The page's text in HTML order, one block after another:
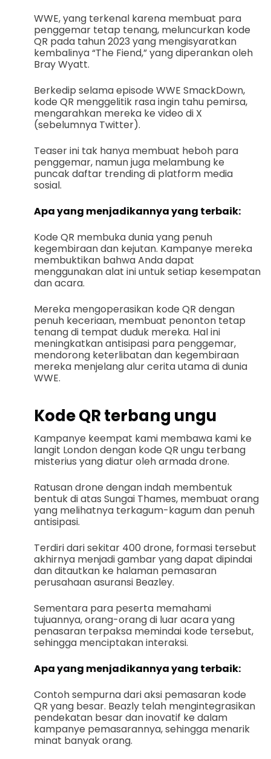
WWE, yang terkenal karena membuat para
penggemar tetap tenang, meluncurkan kode
QR pada tahun 2023 yang mengisyaratkan
kembalinya “The Fiend,” yang diperankan oleh
Bray Wyatt.
Berkedip selama episode WWE SmackDown,
kode QR menggelitik rasa ingin tahu pemirsa,
mengarahkan mereka ke video di X
(sebelumnya Twitter).
Teaser ini tak hanya membuat heboh para
penggemar, namun juga melambung ke
puncak daftar trending di platform media
sosial.
Apa yang menjadikannya yang terbaik:
Kode QR membuka dunia yang penuh
kegembiraan dan kejutan. Kampanye mereka
membuktikan bahwa Anda dapat
menggunakan alat ini untuk setiap kesempatan
dan acara.
Mereka mengoperasikan kode QR dengan
penuh keceriaan, membuat penonton tetap
tenang di tempat duduk mereka. Hal ini
meningkatkan antisipasi para penggemar,
mendorong keterlibatan dan kegembiraan
mereka menjelang alur cerita utama di dunia
WWE.
Kode QR terbang ungu
Kampanye keempat kami membawa kami ke
langit London dengan kode QR ungu terbang
misterius yang diatur oleh armada drone.
Ratusan drone dengan indah membentuk
bentuk di atas Sungai Thames, membuat orang
yang melihatnya terkagum-kagum dan penuh
antisipasi.
Terdiri dari sekitar 400 drone, formasi tersebut
akhirnya menjadi gambar yang dapat dipindai
dan ditautkan ke halaman pemasaran
perusahaan asuransi Beazley.
Sementara para peserta memahami
tujuannya, orang-orang di luar acara yang
penasaran terpaksa memindai kode tersebut,
sehingga menciptakan interaksi.
Apa yang menjadikannya yang terbaik:
Contoh sempurna dari aksi pemasaran kode
QR yang besar. Beazly telah mengintegrasikan
pendekatan besar dan inovatif ke dalam
kampanye pemasarannya, sehingga menarik
minat banyak orang.